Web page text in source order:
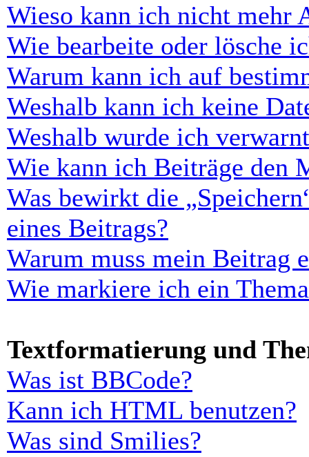
Wieso kann ich nicht mehr
Wie bearbeite oder lösche
Warum kann ich auf
Weshalb kann ich keine
Weshalb wurde ich
Wie kann ich Beiträge den
Was bewirkt die
eines Beitrags?
Warum muss mein Beitrag
Wie markiere ich ein
Textformatierung und
Was ist BBCode?
Kann ich HTML benutzen?
Was sind Smilies?